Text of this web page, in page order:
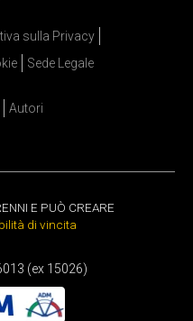
sulla Privacy
Sede Legale
Autori
E PUÒ CREARE
di vincita
(ex 15026)